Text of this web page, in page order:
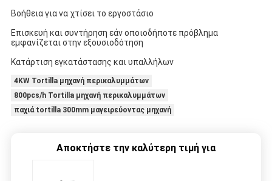
Βοήθεια για να χτίσει το εργοστάσιο
Επισκευή και συντήρηση εάν οποιοδήποτε πρόβλημα
εμφανίζεται στην εξουσιοδότηση
Κατάρτιση εγκατάστασης και υπαλλήλων
4KW Tortilla μηχανή περικαλυμμάτων
800pcs/h Tortilla μηχανή περικαλυμμάτων
παχιά tortilla 300mm μαγειρεύοντας μηχανή
Αποκτήστε την καλύτερη τιμή για